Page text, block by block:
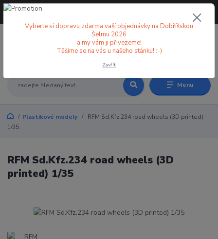
Menu
+420 773 998 582
Plastikové modely
RFM Sd.Kfz.234 road wheels (3D printed)
1/35
RFM Sd.Kfz.234 road wheels (3D
printed) 1/35
Vyberte si dopravu zdarma vaší objednávky na Dobříšskou
Šelmu 2026
a my vám ji přivezeme!
Těšíme se na vás u našeho stánku! :-)
Zavřít